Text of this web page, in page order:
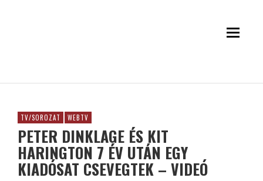
TV/SOROZAT WEBTV
PETER DINKLAGE ÉS KIT
HARINGTON 7 ÉV UTÁN EGY
KIADÓSAT CSEVEGTEK – VIDEÓ